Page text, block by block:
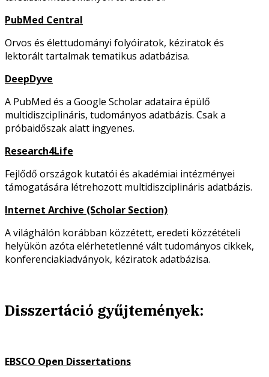
PubMed Central
Orvos és élettudományi folyóiratok, kéziratok és
lektorált tartalmak tematikus adatbázisa.
DeepDyve
A PubMed és a Google Scholar adataira épülő
multidiszciplináris, tudományos adatbázis. Csak a
próbaidőszak alatt ingyenes.
Research4Life
Fejlődő országok kutatói és akadémiai intézményei
támogatására létrehozott multidiszciplináris adatbázis.
Internet Archive (Scholar Section)
A világhálón korábban közzétett, eredeti közzétételi
helyükön azóta elérhetetlenné vált tudományos cikkek,
konferenciakiadványok, kéziratok adatbázisa.
Disszertáció gyűjtemények:
EBSCO Open Dissertations